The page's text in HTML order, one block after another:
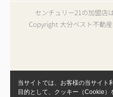
センチュリー21の加盟店
Copyright 大分ベスト不動
当サイトでは、お客様の当サイト
目的として、クッキー（Cookie）